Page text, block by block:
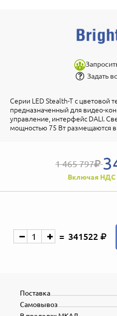
Задать
Серии LED Stealth-T с цветовой
предназначенный для видео-
управление, интерфейс DALI.
мощностью 75 Вт размещаются
1 465 797
Включая НДС
341522
Поставка
Самовывоз